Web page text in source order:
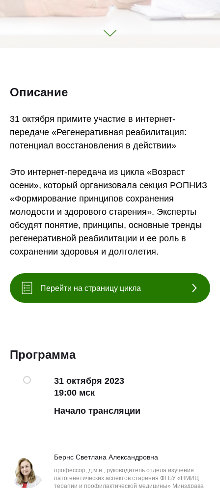
Описание
31 октября примите участие в интернет-
передаче «Регенеративная реабилитация:
потенциал восстановления в действии»
Это интернет-передача из цикла «Возраст
осени», который организовала секция РОПНИЗ
«Формирование принципов сохранения
молодости и здорового старения». Эксперты
обсудят понятие, принципы, основные тренды
регенеративной реабилитации и ее роль в
сохранении здоровья и долголетия.
Перейти на страницу цикла
Программа
31 октября 2023
19:00 мск
Начало трансляции
Бернс Светлана Александровна
профессор, д.м.н., руководитель отдела изучения
патогенетических аспектов старения ФГБУ «НМИЦ
терапии и профилактической медицины» Минздрава